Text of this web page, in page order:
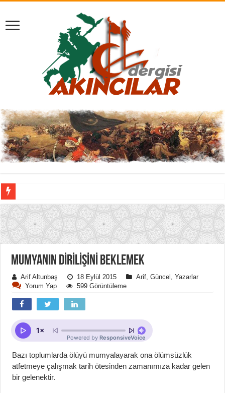
MUMYANIN DIRILIŞINI BEKLEMEK
Arif Altunbaş 18 Eylül 2015 Arif ,Güncel ,Yazarlar
Yorum Yap
599 Görüntüleme
Bazı toplumlarda ölüyü mumyalayarak ona ölümsüzlük
atfetmeye çalışmak tarih ötesinden zamanımıza kadar gelen
bir gelenektir.